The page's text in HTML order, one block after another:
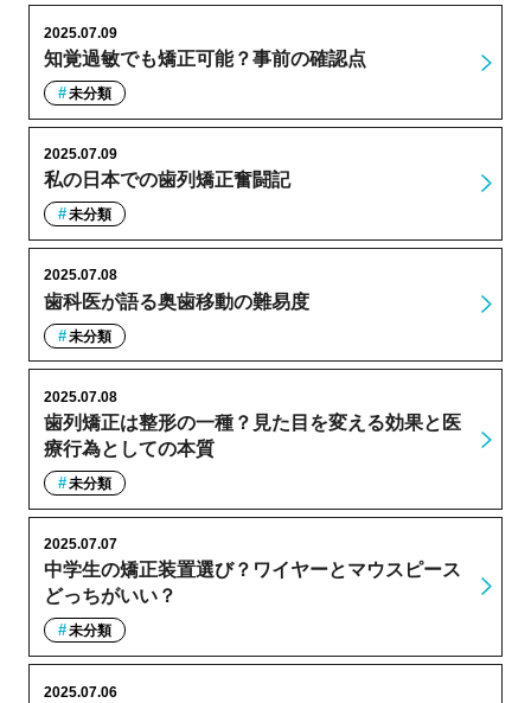
知覚過敏でも矯正可能？事前の確認点
2025.07.09
未分類
私の日本での歯列矯正奮闘記
2025.07.09
未分類
歯科医が語る奥歯移動の難易度
2025.07.08
未分類
歯列矯正は整形の一種？見た目を変える効果と医
療行為としての本質
2025.07.08
未分類
中学生の矯正装置選び？ワイヤーとマウスピース
どっちがいい？
2025.07.07
未分類
2025.07.06